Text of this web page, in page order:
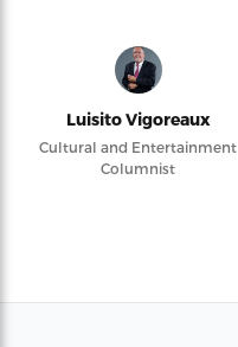
Luisito Vigoreaux
Cultural and Entertainment
Columnist